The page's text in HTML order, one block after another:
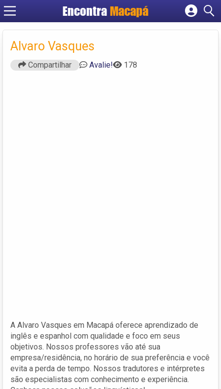
EncontraMacapá
Cadastrar empresa
Alvaro Vasques
Compartilhar Avalie! 178
A Alvaro Vasques em Macapá oferece aprendizado de
inglês e espanhol com qualidade e foco em seus
objetivos. Nossos professores vão até sua
empresa/residência, no horário de sua preferência e você
evita a perda de tempo. Nossos tradutores e intérpretes
são especialistas com conhecimento e experiência.